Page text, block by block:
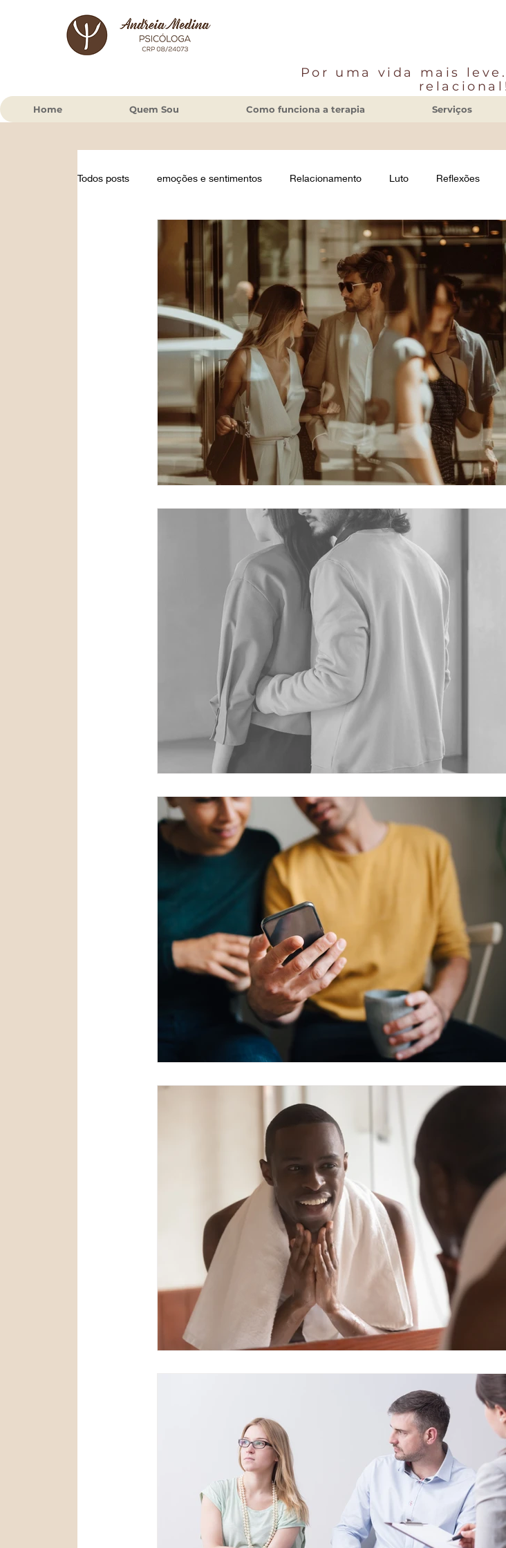
Por uma vida mais
Home Quem Sou Como funciona a terapia Serviços
Todos posts emoções e sentimentos Relacionamento Luto Reflexões